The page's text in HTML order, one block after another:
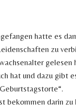
hatte es
zu
gelesen
hat und dazu gibt
bekommen darin zu